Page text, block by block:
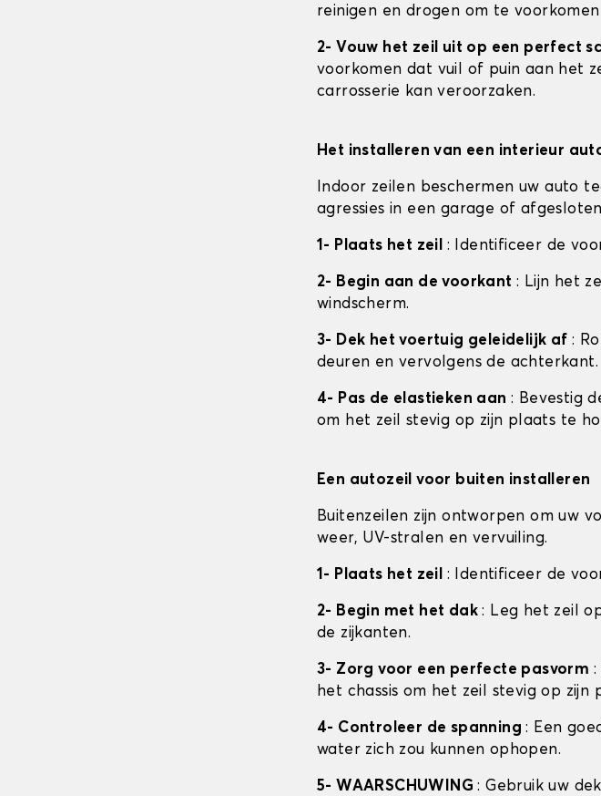
reinigen en drogen om te
2- Vouw het zeil uit op een perfect
voorkomen dat vuil of puin aan het
carrosserie kan veroorzaken.
Het installeren van een interieur
Indoor zeilen beschermen uw auto
agressies in een garage of
1- Plaats het zeil : Identificeer de
2- Begin aan de voorkant : Lijn het
windscherm.
3- Dek het voertuig geleidelijk af :
deuren en vervolgens de achterkant.
4- Pas de elastieken aan : Bevestig
om het zeil stevig op zijn plaats te
Een autozeil voor buiten installeren
Buitenzeilen zijn ontworpen om uw
weer, UV-stralen en vervuiling.
1- Plaats het zeil : Identificeer de
2- Begin met het dak: Leg het zeil
de zijkanten.
3- Zorg voor een perfecte pasvorm :
het chassis om het zeil stevig op zijn
4- Controleer de spanning: Een
water zich zou kunnen ophopen.
5- WAARSCHUWING: Gebruik uw